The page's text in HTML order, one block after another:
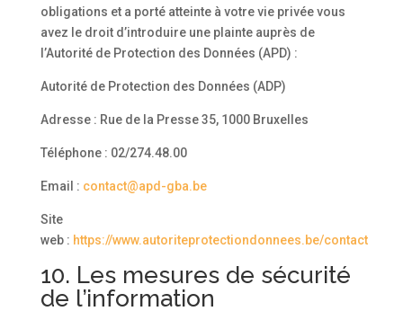
obligations et a porté atteinte à votre vie privée vous
avez le droit d’introduire une plainte auprès de
l’Autorité de Protection des Données (APD) :
Autorité de Protection des Données (ADP)
Adresse : Rue de la Presse 35, 1000 Bruxelles
Téléphone : 02/274.48.00
Email : contact@apd-gba.be
Site
web : https://www.autoriteprotectiondonnees.be/contact
10. Les mesures de sécurité
de l’information